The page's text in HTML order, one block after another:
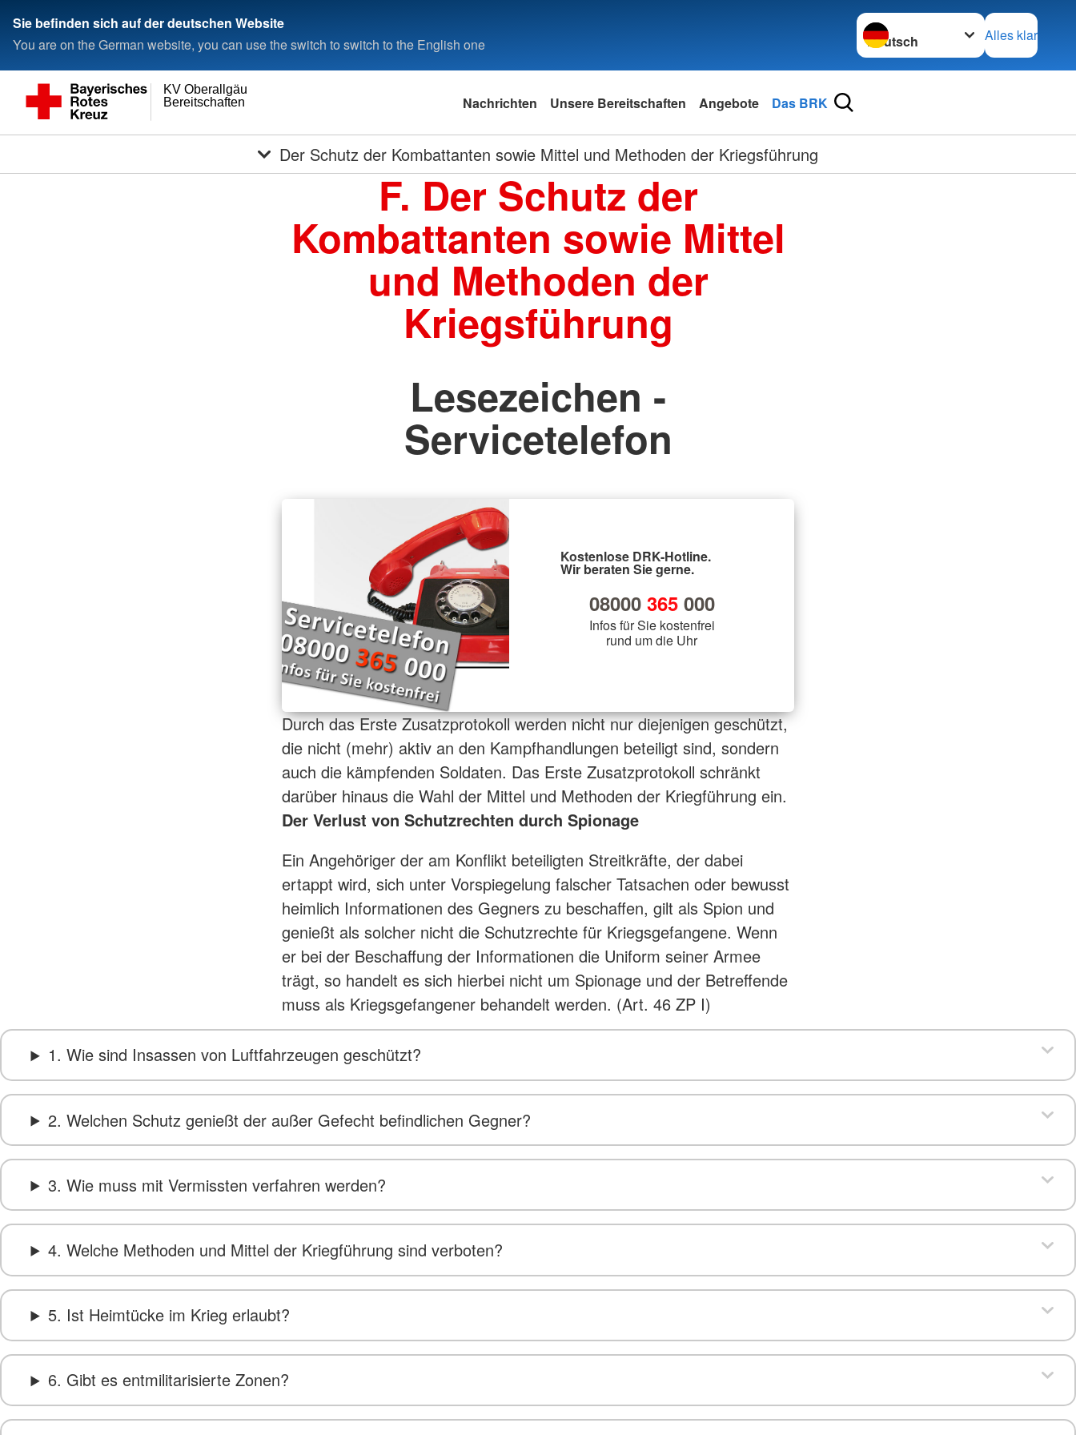
Sie befinden sich auf der deutschen Website
You are on the German website, you can use the switch to switch to the English one
Sprache wechseln zu
Alles klar
Bereitschaften
KV Oberallgäu
Nachrichten Unsere Bereitschaften Angebote Das BRK
Der Schutz der Kombattanten sowie Mittel und Methoden der Kriegsführung
F. Der Schutz der
Kombattanten sowie Mittel
und Methoden der
Kriegsführung
Lesezeichen -
Servicetelefon
Kostenlose DRK-Hotline.
Wir beraten Sie gerne.
08000 365000
Infos für Sie kostenfrei
rund um die Uhr
Durch das Erste Zusatzprotokoll werden nicht nur diejenigen geschützt,
die nicht (mehr) aktiv an den Kampfhandlungen beteiligt sind, sondern
auch die kämpfenden Soldaten. Das Erste Zusatzprotokoll schränkt
darüber hinaus die Wahl der Mittel und Methoden der Kriegführung ein.
Der Verlust von Schutzrechten durch Spionage
Ein Angehöriger der am Konflikt beteiligten Streitkräfte, der dabei
ertappt wird, sich unter Vorspiegelung falscher Tatsachen oder bewusst
heimlich Informationen des Gegners zu beschaffen, gilt als Spion und
genießt als solcher nicht die Schutzrechte für Kriegsgefangene. Wenn
er bei der Beschaffung der Informationen die Uniform seiner Armee
trägt, so handelt es sich hierbei nicht um Spionage und der Betreffende
muss als Kriegsgefangener behandelt werden. (Art. 46 ZP I)
1. Wie sind Insassen von Luftfahrzeugen geschützt?
2. Welchen Schutz genießt der außer Gefecht befindlichen Gegner?
3. Wie muss mit Vermissten verfahren werden?
4. Welche Methoden und Mittel der Kriegführung sind verboten?
5. Ist Heimtücke im Krieg erlaubt?
6. Gibt es entmilitarisierte Zonen?